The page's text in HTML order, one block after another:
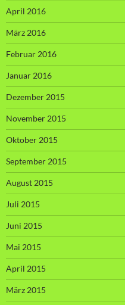
April 2016
März 2016
Februar 2016
Januar 2016
Dezember 2015
November 2015
Oktober 2015
September 2015
August 2015
Juli 2015
Juni 2015
Mai 2015
April 2015
März 2015